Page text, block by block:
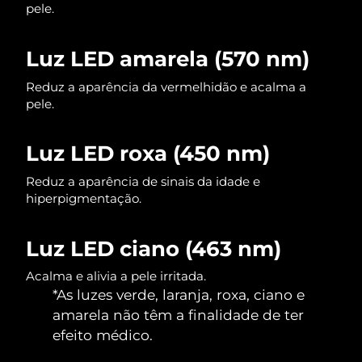
pele.
Luz LED amarela (570 nm)
Reduz a aparência da vermelhidão e acalma a
pele.
Luz LED roxa (450 nm)
Reduz a aparência de sinais da idade e
hiperpigmentação.
Luz LED ciano (463 nm)
Acalma e alivia a pele irritada.
*As luzes verde, laranja, roxa, ciano e
amarela não têm a finalidade de ter
efeito médico.
Eslováquia Entrega prevista8/8/26
Eslovênia
África do Sul Entrega prevista
Coreia do Sul Entrega prevista
Suécia Entrega prevista
Suíça Entrega prevista8/8/26
Taiwan